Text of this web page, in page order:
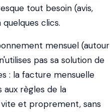
tout besoin (avis,
clics.
mensuel (autour
pas sa solution de
: la facture mensuelle
aux règles de la
et proprement, sans